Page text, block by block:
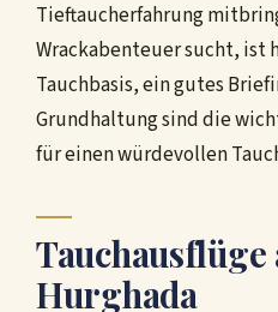
Tieftaucherfahrung
Wrackabenteuer sucht, ist
Tauchbasis, ein gutes
Grundhaltung sind die
für einen würdevollen
Tauchausflüge
Hurghada